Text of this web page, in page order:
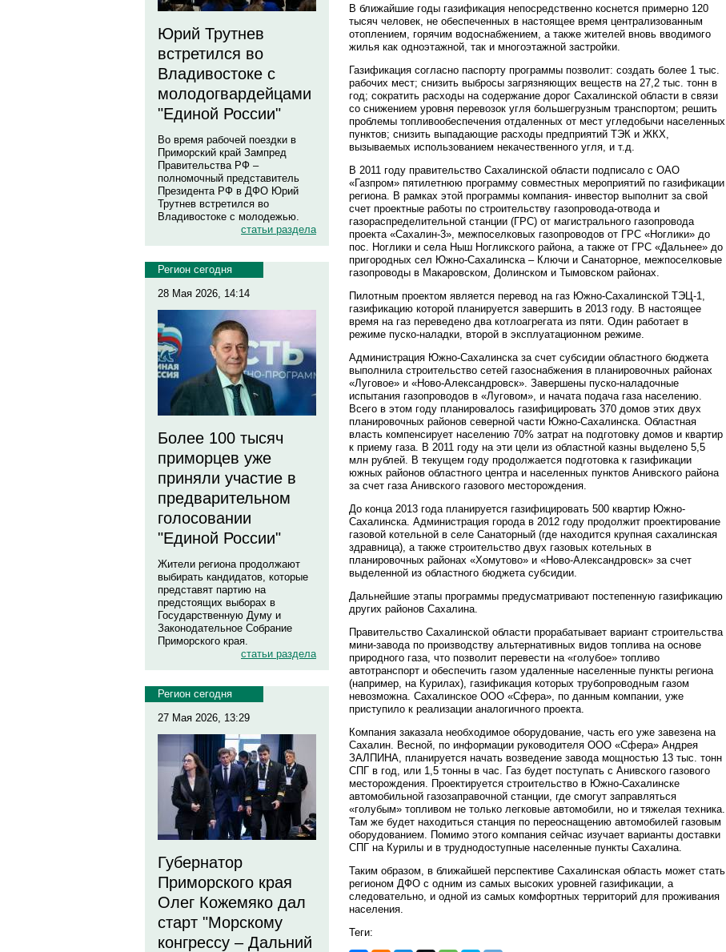
Юрий Трутнев
встретился во
Владивостоке с
молодогвардейцами
"Единой России"
Во время рабочей поездки в
Приморский край Зампред
Правительства РФ –
полномочный представитель
Президента РФ в ДФО Юрий
Трутнев встретился во
Владивостоке с молодежью.
статьи раздела
Регион сегодня
28 Мая 2026, 14:14
Более 100 тысяч
приморцев уже
приняли участие в
предварительном
голосовании
"Единой России"
Жители региона продолжают
выбирать кандидатов, которые
представят партию на
предстоящих выборах в
Государственную Думу и
Законодательное Собрание
Приморского края.
статьи раздела
Регион сегодня
27 Мая 2026, 13:29
Губернатор
Приморского края
Олег Кожемяко дал
старт "Морскому
конгрессу – Дальний
В ближайшие годы газификация непосредственно коснется примерно 120
тысяч человек, не обеспеченных в настоящее время централизованным
отоплением, горячим водоснабжением, а также жителей вновь вводимого
жилья как одноэтажной, так и многоэтажной застройки.
Газификация согласно паспорту программы позволит: создать более 1 тыс.
рабочих мест; снизить выбросы загрязняющих веществ на 27,2 тыс. тонн в
год; сократить расходы на содержание дорог Сахалинской области в связи
со снижением уровня перевозок угля большегрузным транспортом; решить
проблемы топливообеспечения отдаленных от мест угледобычи населенных
пунктов; снизить выпадающие расходы предприятий ТЭК и ЖКХ,
вызываемых использованием некачественного угля, и т.д.
В 2011 году правительство Сахалинской области подписало с ОАО
«Газпром» пятилетнюю программу совместных мероприятий по газификации
региона. В рамках этой программы компания- инвестор выполнит за свой
счет проектные работы по строительству газопровода-отвода и
газораспределительной станции (ГРС) от магистрального газопровода
проекта «Сахалин-3», межпоселковых газопроводов от ГРС «Ноглики» до
пос. Ноглики и села Ныш Ногликского района, а также от ГРС «Дальнее» до
пригородных сел Южно-Сахалинска – Ключи и Санаторное, межпоселковые
газопроводы в Макаровском, Долинском и Тымовском районах.
Пилотным проектом является перевод на газ Южно-Сахалинской ТЭЦ-1,
газификацию которой планируется завершить в 2013 году. В настоящее
время на газ переведено два котлоагрегата из пяти. Один работает в
режиме пуско-наладки, второй в эксплуатационном режиме.
Администрация Южно-Сахалинска за счет субсидии областного бюджета
выполнила строительство сетей газоснабжения в планировочных районах
«Луговое» и «Ново-Александровск». Завершены пуско-наладочные
испытания газопроводов в «Луговом», и начата подача газа населению.
Всего в этом году планировалось газифицировать 370 домов этих двух
планировочных районов северной части Южно-Сахалинска. Областная
власть компенсирует населению 70% затрат на подготовку домов и квартир
к приему газа. В 2011 году на эти цели из областной казны выделено 5,5
млн рублей. В текущем году продолжается подготовка к газификации
южных районов областного центра и населенных пунктов Анивского района
за счет газа Анивского газового месторождения.
До конца 2013 года планируется газифицировать 500 квартир Южно-
Сахалинска. Администрация города в 2012 году продолжит проектирование
газовой котельной в селе Санаторный (где находится крупная сахалинская
здравница), а также строительство двух газовых котельных в
планировочных районах «Хомутово» и «Ново-Александровск» за счет
выделенной из областного бюджета субсидии.
Дальнейшие этапы программы предусматривают постепенную газификацию
других районов Сахалина.
Правительство Сахалинской области прорабатывает вариант строительства
мини-завода по производству альтернативных видов топлива на основе
природного газа, что позволит перевести на «голубое» топливо
автотранспорт и обеспечить газом удаленные населенные пункты региона
(например, на Курилах), газификация которых трубопроводным газом
невозможна. Сахалинское ООО «Сфера», по данным компании, уже
приступило к реализации аналогичного проекта.
Компания заказала необходимое оборудование, часть его уже завезена на
Сахалин. Весной, по информации руководителя ООО «Сфера» Андрея
ЗАЛПИНА, планируется начать возведение завода мощностью 13 тыс. тонн
СПГ в год, или 1,5 тонны в час. Газ будет поступать с Анивского газового
месторождения. Проектируется строительство в Южно-Сахалинске
автомобильной газозаправочной станции, где смогут заправляться
«голубым» топливом не только легковые автомобили, но и тяжелая техника.
Там же будет находиться станция по переоснащению автомобилей газовым
оборудованием. Помимо этого компания сейчас изучает варианты доставки
СПГ на Курилы и в труднодоступные населенные пункты Сахалина.
Таким образом, в ближайшей перспективе Сахалинская область может стать
регионом ДФО с одним из самых высоких уровней газификации, а
следовательно, и одной из самых комфортных территорий для проживания
населения.
Теги: